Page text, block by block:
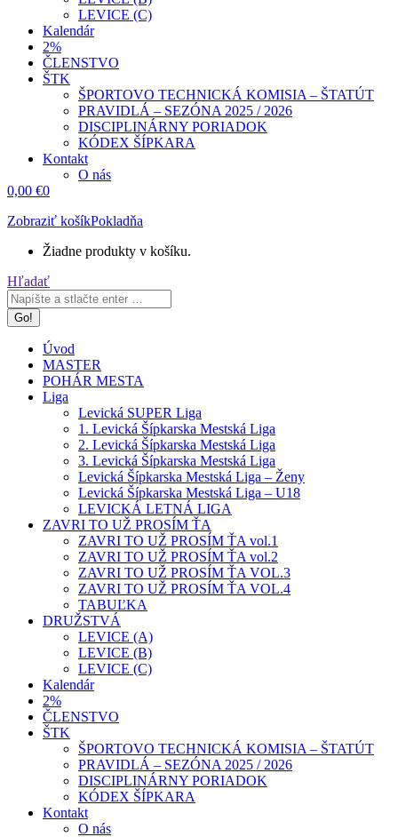
LEVICE (C)
Kalendár
2%
ČLENSTVO
ŠTK
ŠPORTOVO TECHNICKÁ KOMISIA – ŠTATÚT
PRAVIDLÁ – SEZÓNA 2025 / 2026
DISCIPLINÁRNY PORIADOK
KÓDEX ŠÍPKARA
Kontakt
O nás
0,00 €0
Zobraziť košíkPokladňa
Žiadne produkty v košíku.
Search:
Hľadať
Úvod
MASTER
POHÁR MESTA
Liga
Levická SUPER Liga
1. Levická Šípkarska Mestská Liga
2. Levická Šípkarska Mestská Liga
3. Levická Šípkarska Mestská Liga
Levická Šípkarska Mestská Liga – Ženy
Levická Šípkarska Mestská Liga – U18
LEVICKÁ LETNÁ LIGA
ZAVRI TO UŽ PROSÍM ŤA
ZAVRI TO UŽ PROSÍM ŤA vol.1
ZAVRI TO UŽ PROSÍM ŤA vol.2
ZAVRI TO UŽ PROSÍM ŤA VOL.3
ZAVRI TO UŽ PROSÍM ŤA VOL.4
TABUĽKA
DRUŽSTVÁ
LEVICE (A)
LEVICE (B)
LEVICE (C)
Kalendár
2%
ČLENSTVO
ŠTK
ŠPORTOVO TECHNICKÁ KOMISIA – ŠTATÚT
PRAVIDLÁ – SEZÓNA 2025 / 2026
DISCIPLINÁRNY PORIADOK
KÓDEX ŠÍPKARA
Kontakt
O nás